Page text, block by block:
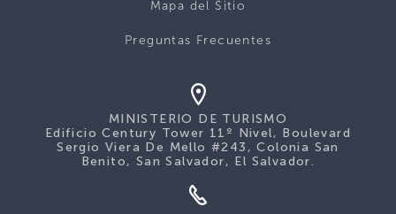
Mapa del Sitio
Preguntas Frecuentes
MINISTERIO DE TURISMO
Edificio Century Tower 11º Nivel, Boulevard
Sergio Viera De Mello #243, Colonia San
Benito, San Salvador, El Salvador.